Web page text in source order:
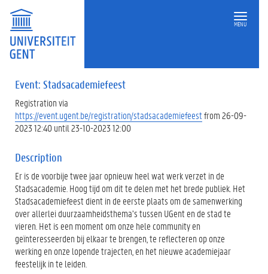
MENU
Event: Stadsacademiefeest
Registration via
https://event.ugent.be/registration/stadsacademiefeestfrom 26-09-
2023 12:40 until 23-10-2023 12:00
Description
Er is de voorbije twee jaar opnieuw heel wat werk verzet in de
Stadsacademie. Hoog tijd om dit te delen met het brede publiek. Het
Stadsacademiefeest dient in de eerste plaats om de samenwerking
over allerlei duurzaamheidsthema’s tussen UGent en de stad te
vieren. Het is een moment om onze hele community en
geïnteresseerden bij elkaar te brengen, te reflecteren op onze
werking en onze lopende trajecten, en het nieuwe academiejaar
feestelijk in te leiden.